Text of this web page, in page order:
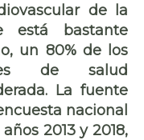
de la
está bastante
un 80% de los
de salud
La fuente
nacional
2013 y 2018,